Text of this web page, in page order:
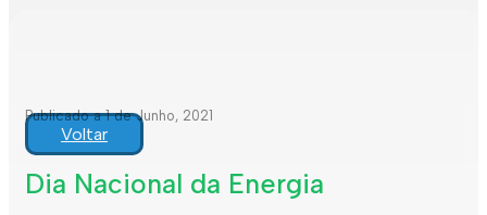
Publicado a 1 de Junho, 2021
Voltar
Dia Nacional da Energia